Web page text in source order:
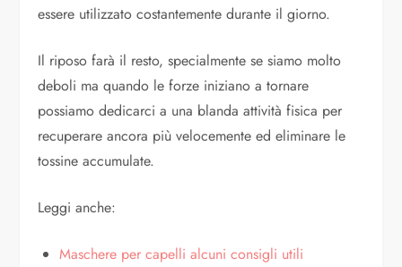
essere utilizzato costantemente durante il giorno.
Il riposo farà il resto, specialmente se siamo molto
deboli ma quando le forze iniziano a tornare
possiamo dedicarci a una blanda attività fisica per
recuperare ancora più velocemente ed eliminare le
tossine accumulate.
Leggi anche:
Maschere per capelli alcuni consigli utili